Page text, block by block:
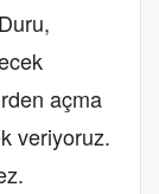
açma
veriyoruz.